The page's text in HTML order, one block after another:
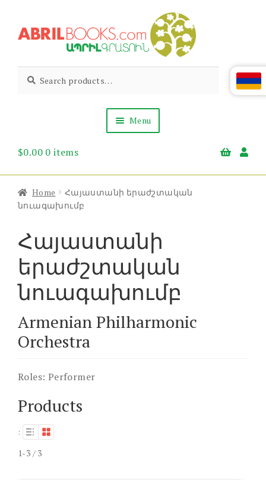
to
to
Abril
Books
Living
Armenian
for:
Menu
About Us
$0.00 0 items
Home
Հայաստանի երաժշտական
նուագախումբ
Հայաստանի
երաժշտական
նուագախումբ
Armenian Philharmonic
Orchestra
Roles: Performer
Products
:
1-3 / 3